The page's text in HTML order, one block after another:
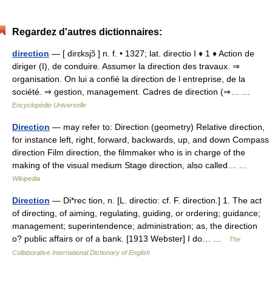
Regardez d'autres dictionnaires:
direction — [ dirɛksjɔ̃ ] n. f. • 1327; lat. directio I ♦ 1 ♦ Action de
diriger (I), de conduire. Assumer la direction des travaux. ⇒
organisation. On lui a confié la direction de l entreprise, de la
société. ⇒ gestion, management. Cadres de direction (⇒… …
Encyclopédie Universelle
Direction — may refer to: Direction (geometry) Relative direction,
for instance left, right, forward, backwards, up, and down Compass
direction Film direction, the filmmaker who is in charge of the
making of the visual medium Stage direction, also called… …
Wikipedia
Direction — Di*rec tion, n. [L. directio: cf. F. direction.] 1. The act
of directing, of aiming, regulating, guiding, or ordering; guidance;
management; superintendence; administration; as, the direction
o? public affairs or of a bank. [1913 Webster] I do… …
The
Collaborative International Dictionary of English